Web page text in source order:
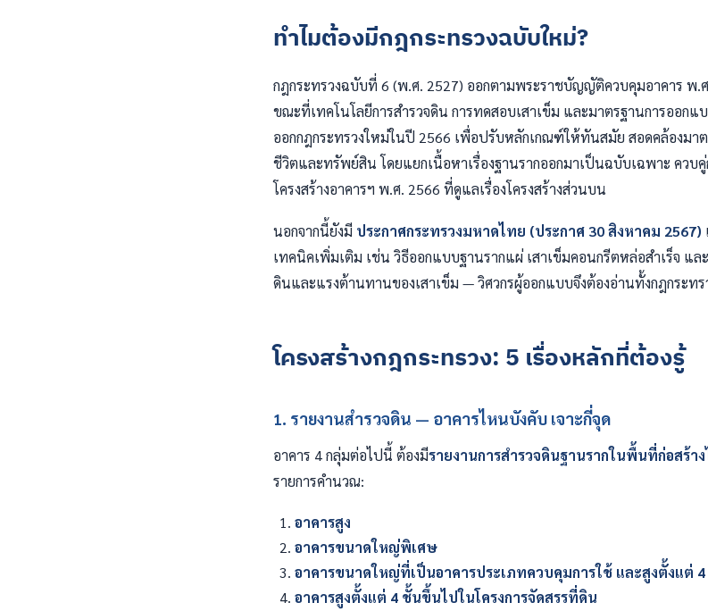
ทำไมต้องมีกฎกระทรวงฉบับใหม่?
กฎกระทรวงฉบับที่ 6 (พ.ศ. 2527) ออกตามพระราชบัญญัติควบคุมอาคาร พ.
ขณะที่เทคโนโลยีการสำรวจดิน การทดสอบเสาเข็ม และมาตรฐานการออก
ออกกฎกระทรวงใหม่ในปี 2566 เพื่อปรับหลักเกณฑ์ให้ทันสมัย สอดคล้องมา
ชีวิตและทรัพย์สิน โดยแยกเนื้อหาเรื่องฐานรากออกมาเป็นฉบับเฉพาะ ควบ
โครงสร้างอาคารฯ พ.ศ. 2566 ที่ดูแลเรื่องโครงสร้างส่วนบน
นอกจากนี้ยังมี ประกาศกระทรวงมหาดไทย (ประกาศ 30 สิงหาคม 2567)
เทคนิคเพิ่มเติม เช่น วิธีออกแบบฐานรากแผ่ เสาเข็มคอนกรีตหล่อสำเร็จ แ
ดินและแรงต้านทานของเสาเข็ม — วิศวกรผู้ออกแบบจึงต้องอ่านทั้งกฎกระท
โครงสร้างกฎกระทรวง: 5 เรื่องหลักที่ต้องรู้
1. รายงานสำรวจดิน — อาคารไหนบังคับ เจาะกี่จุด
อาคาร 4 กลุ่มต่อไปนี้ ต้องมีรายงานการสำรวจดินฐานรากในพื้นที่ก่อสร้า
รายการคำนวณ:
อาคารสูง
อาคารขนาดใหญ่พิเศษ
อาคารขนาดใหญ่ที่เป็นอาคารประเภทควบคุมการใช้ และสูงตั้งแต่
อาคารสูงตั้งแต่ 4 ชั้นขึ้นไปในโครงการจัดสรรที่ดิน